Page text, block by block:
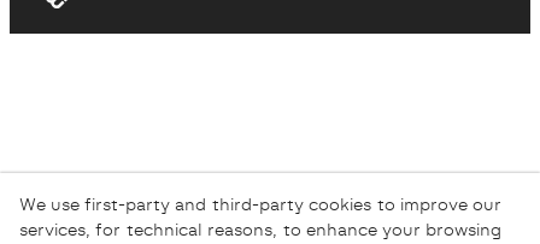
We use first-party and third-party cookies to improve our
services, for technical reasons, to enhance your browsing